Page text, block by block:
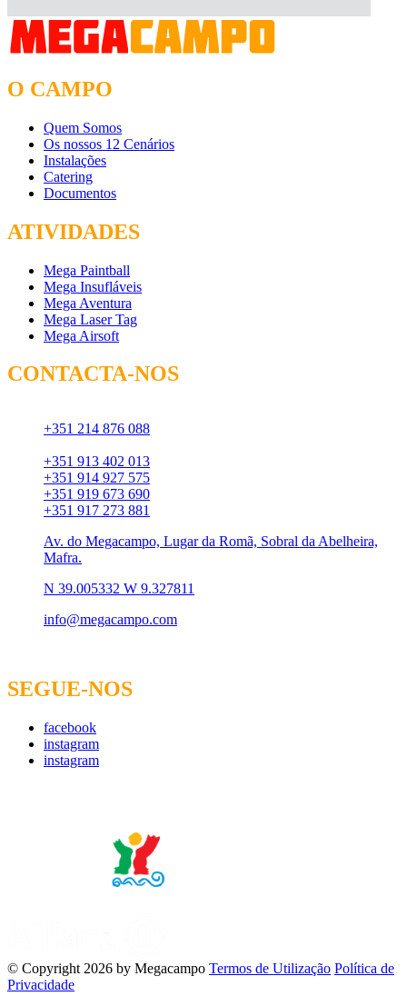
O CAMPO
Quem Somos
Os nossos 12 Cenários
Instalações
Catering
Documentos
ATIVIDADES
Mega Paintball
Mega Insufláveis
Mega Aventura
Mega Laser Tag
Mega Airsoft
CONTACTA-NOS
+351 214 876 088
+351 913 402 013
+351 914 927 575
+351 919 673 690
+351 917 273 881
Av. do Megacampo, Lugar da Romã, Sobral da Abelheira,
Mafra.
N 39.005332 W 9.327811
info@megacampo.com
SEGUE-NOS
facebook
instagram
instagram
© Copyright 2026 by Megacampo Termos de Utilização Política de
Privacidade